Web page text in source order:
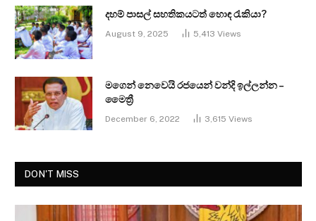
දහම් පාසල් සහතිකයටත් හොඳ රැකියා?
August 9, 2025 5,413 Views
මගෙන් නෙවෙයි රජයෙන් වන්දි ඉල්ලන්න –
මෛත්‍රී
December 6, 2022 3,615 Views
DON'T MISS